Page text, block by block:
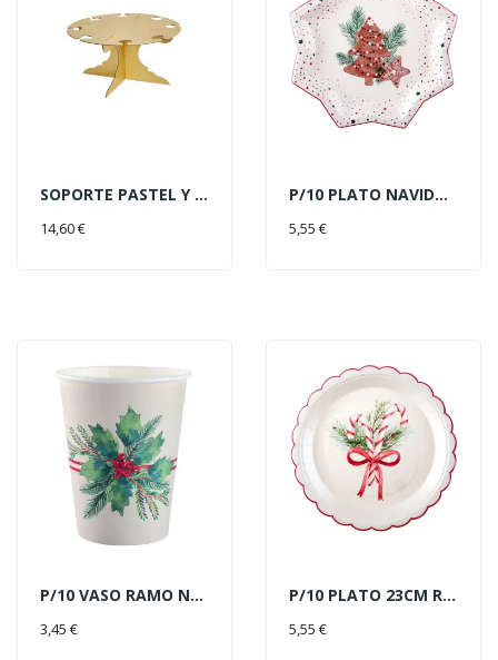
SOPORTE PASTEL Y COPAS ORO 34C
14,60 €
P/10 PLATO NAVIDAD JENGIBRE
5,55 €
P/10 VASO RAMO NAVIDAD
3,45 €
P/10 PLATO 23CM RAMO NAVIDAD
5,55 €